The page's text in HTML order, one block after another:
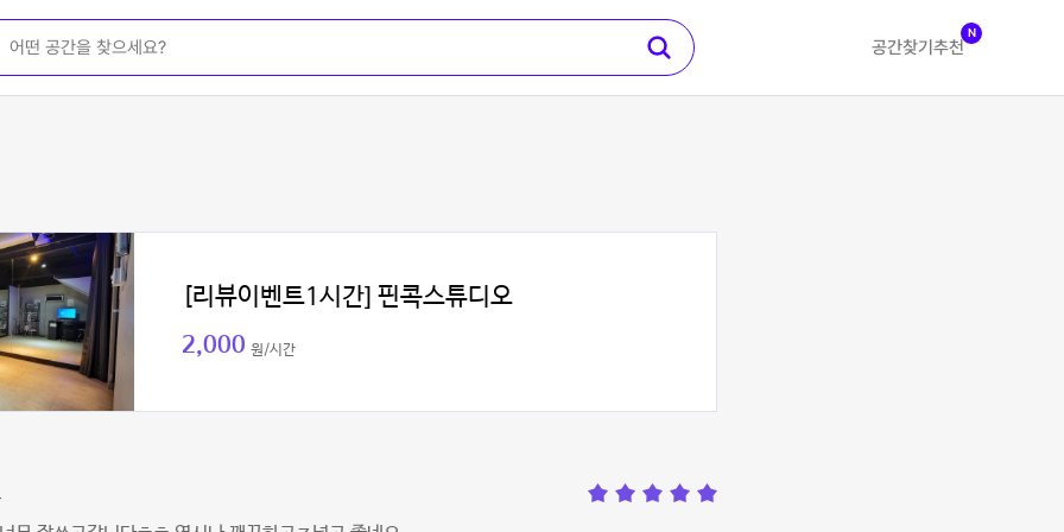
공간찾기 추천
N
[리뷰이벤트1시간] 핀콕스튜디오
2,000 원/시간